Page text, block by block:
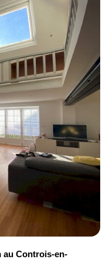
WC suspendus
Dès 280 euros
la façade de votre
de chauffage…
au Controis-en-